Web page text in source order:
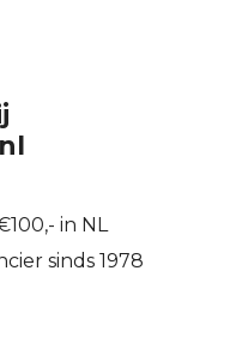
in NL
sinds 1978